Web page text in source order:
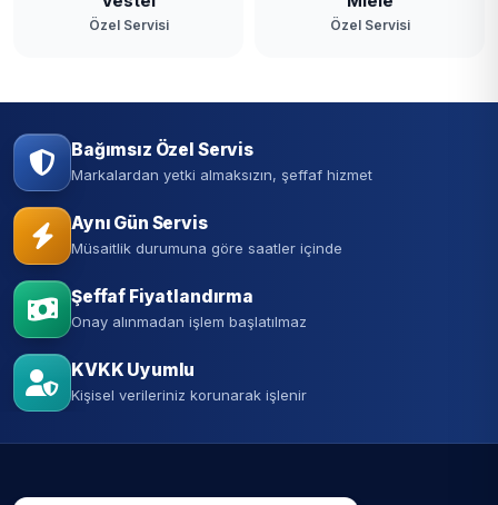
Özel Servisi Özel Servisi
Bağımsız Özel Servis
Markalardan yetki almaksızın, şeffaf hizmet
Aynı Gün Servis
Müsaitlik durumuna göre saatler içinde
Şeffaf Fiyatlandırma
Onay alınmadan işlem başlatılmaz
KVKK Uyumlu
Kişisel verileriniz korunarak işlenir